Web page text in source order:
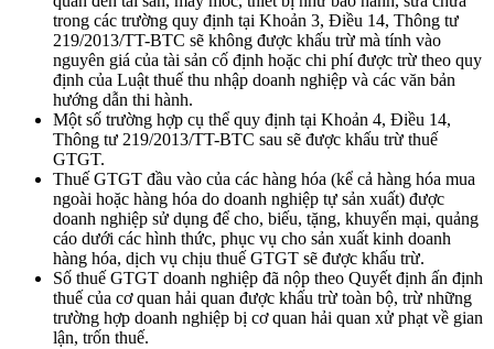
trong các trường quy định tại Khoản 3, Điều 14, Thông tư
219/2013/TT-BTC sẽ không được khấu trừ mà tính vào
nguyên giá của tài sản cố định hoặc chi phí được trừ theo quy
định của Luật thuế thu nhập doanh nghiệp và các văn bản
hướng dẫn thi hành.
Một số trường hợp cụ thể quy định tại Khoản 4, Điều 14,
Thông tư 219/2013/TT-BTC sau sẽ được khấu trừ thuế
GTGT.
Thuế GTGT đầu vào của các hàng hóa (kể cả hàng hóa mua
ngoài hoặc hàng hóa do doanh nghiệp tự sản xuất) được
doanh nghiệp sử dụng để cho, biếu, tặng, khuyến mại, quảng
cáo dưới các hình thức, phục vụ cho sản xuất kinh doanh
hàng hóa, dịch vụ chịu thuế GTGT sẽ được khấu trừ.
Số thuế GTGT doanh nghiệp đã nộp theo Quyết định ấn định
thuế của cơ quan hải quan được khấu trừ toàn bộ, trừ những
trường hợp doanh nghiệp bị cơ quan hải quan xử phạt về gian
lận, trốn thuế.